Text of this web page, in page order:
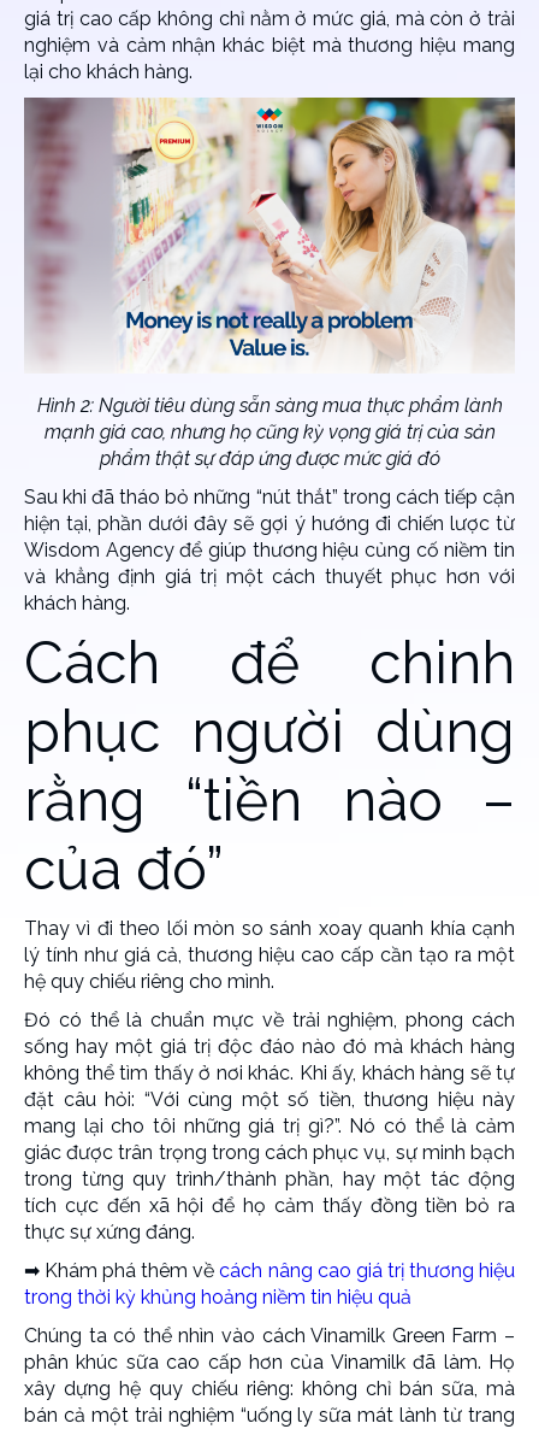
giá trị cao cấp không chỉ nằm ở mức giá, mà còn ở trải
nghiệm và cảm nhận khác biệt mà thương hiệu mang
lại cho khách hàng.
Hình 2: Người tiêu dùng sẵn sàng mua thực phẩm lành
mạnh giá cao, nhưng họ cũng kỳ vọng giá trị của sản
phẩm thật sự đáp ứng được mức giá đó
Sau khi đã tháo bỏ những “nút thắt” trong cách tiếp cận
hiện tại, phần dưới đây sẽ gợi ý hướng đi chiến lược từ
Wisdom Agency để giúp thương hiệu củng cố niềm tin
và khẳng định giá trị một cách thuyết phục hơn với
khách hàng.
Cách để chinh
phục người dùng
rằng “tiền nào –
của đó”
Thay vì đi theo lối mòn so sánh xoay quanh khía cạnh
lý tính như giá cả, thương hiệu cao cấp cần tạo ra một
hệ quy chiếu riêng cho mình.
Đó có thể là chuẩn mực về trải nghiệm, phong cách
sống hay một giá trị độc đáo nào đó mà khách hàng
không thể tìm thấy ở nơi khác. Khi ấy, khách hàng sẽ tự
đặt câu hỏi: “Với cùng một số tiền, thương hiệu này
mang lại cho tôi những giá trị gì?”. Nó có thể là cảm
giác được trân trọng trong cách phục vụ, sự minh bạch
trong từng quy trình/thành phần, hay một tác động
tích cực đến xã hội để họ cảm thấy đồng tiền bỏ ra
thực sự xứng đáng.
➡︎ Khám phá thêm vềcách nâng cao giá trị thương hiệu
trong thời kỳ khủng hoảng niềm tin hiệu quả
Chúng ta có thể nhìn vào cách Vinamilk Green Farm –
phân khúc sữa cao cấp hơn của Vinamilk đã làm. Họ
xây dựng hệ quy chiếu riêng: không chỉ bán sữa, mà
bán cả một trải nghiệm “uống ly sữa mát lành từ trang